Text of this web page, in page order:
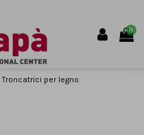
0
Troncatrici per legno